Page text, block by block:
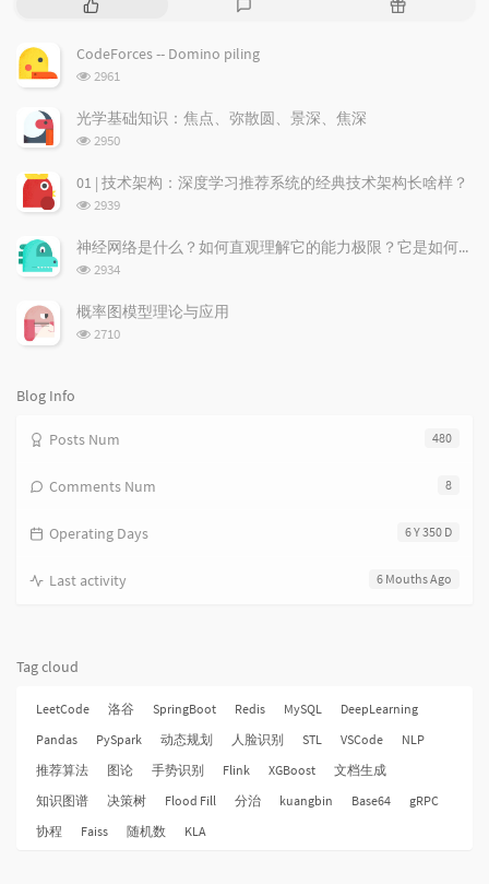
p
u
a
r
r
t
c
l
s
e
t
m
n
t
l
CodeForces -- Domino piling
浏
次
数:
2961
光学基础知识：焦点、弥散圆、景深、焦深
浏
次
数:
2950
01 | 技术架构：深度学习推荐系统的经典技术架构长啥样？
浏
次
数:
2939
神经网络是什么？如何直观理解它的能力极限？它是如何无限逼近真理？
浏
次
数:
2934
概率图模型理论与应用
浏
2710
Blog Info
480
Posts Num
8
Comments Num
6 Y 350 D
Operating Days
6 Mouths Ago
Last activity
Tag cloud
LeetCode 洛谷 SpringBoot Redis MySQL
DeepLearning
Pandas
PySpark 动态规划 人脸识别 STL VSCode
NLP
推荐算法
图论 手势识别 Flink XGBoost
文档生成
知识图谱
决策树 Flood Fill 分治 kuangbin Base64
gRPC
协程
Faiss 随机数 KLA